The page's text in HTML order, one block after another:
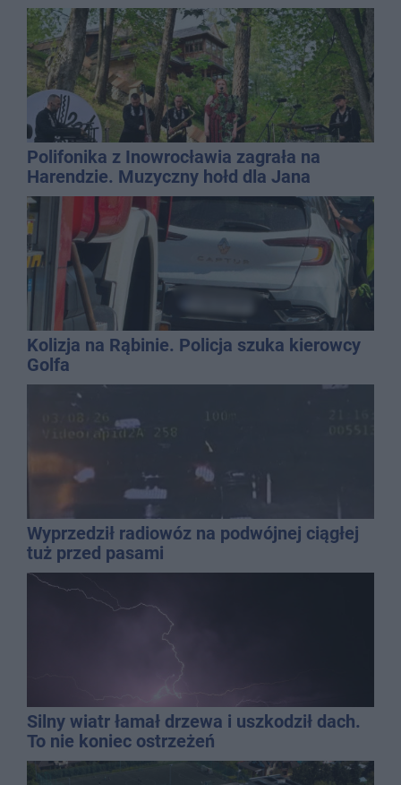
Polifonika z Inowrocławia zagrała na
Harendzie. Muzyczny hołd dla Jana
Kasprowicza
Kolizja na Rąbinie. Policja szuka kierowcy
Golfa
Wyprzedził radiowóz na podwójnej ciągłej
tuż przed pasami
Silny wiatr łamał drzewa i uszkodził dach.
To nie koniec ostrzeżeń